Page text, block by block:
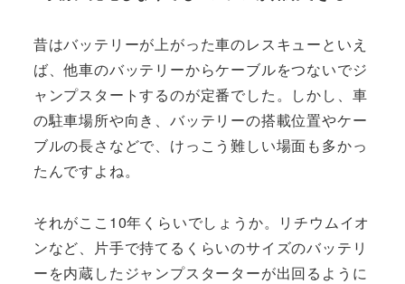
昔はバッテリーが上がった車のレスキューといえ
ば、他車のバッテリーからケーブルをつないでジ
ャンプスタートするのが定番でした。しかし、車
の駐車場所や向き、バッテリーの搭載位置やケー
ブルの長さなどで、けっこう難しい場面も多かっ
たんですよね。
それがここ10年くらいでしょうか。リチウムイオ
ンなど、片手で持てるくらいのサイズのバッテリ
ーを内蔵したジャンプスターターが出回るように